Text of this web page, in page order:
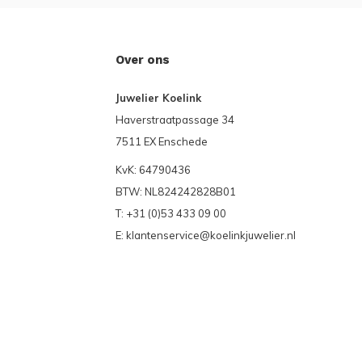
Over ons
Juwelier Koelink
Haverstraatpassage 34
7511 EX Enschede
KvK: 64790436
BTW: NL824242828B01
T: +31 (0)53 433 09 00
E: klantenservice@koelinkjuwelier.nl